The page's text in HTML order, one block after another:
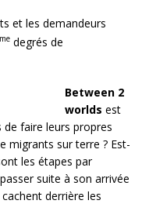
et les demandeurs
degrés de
Between 2
worlds est
faire leurs propres
migrants sur terre ? Est-
les étapes par
suite à son arrivée
derrière les